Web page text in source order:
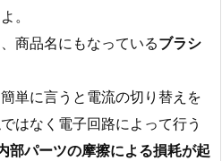
。
商品名にもなっているブラシ
単に言うと電流の切り替えを
はなく電子回路によって行う
部パーツの摩擦による損耗が起